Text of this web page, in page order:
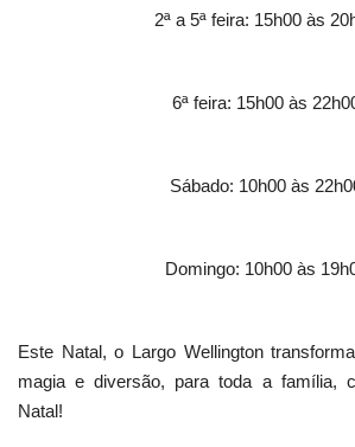
2ª a 5ª feira: 15h00 às
6ª feira: 15h00 às
Sábado: 10h00 às
Domingo: 10h00 às
Este Natal, o Largo Wellington
magia e diversão, para toda a família,
Natal!